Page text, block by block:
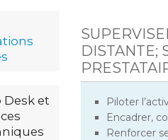
Desk et
DISTANTE;
Piloter
Encadrer,
Renforcer